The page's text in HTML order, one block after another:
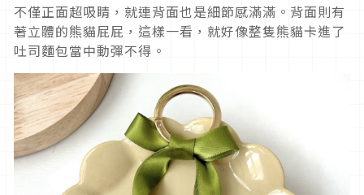
不僅正面超吸睛，就連背面也是細節感滿滿。背面則有
著立體的熊貓屁屁，這樣一看，就好像整隻熊貓卡進了
吐司麵包當中動彈不得。